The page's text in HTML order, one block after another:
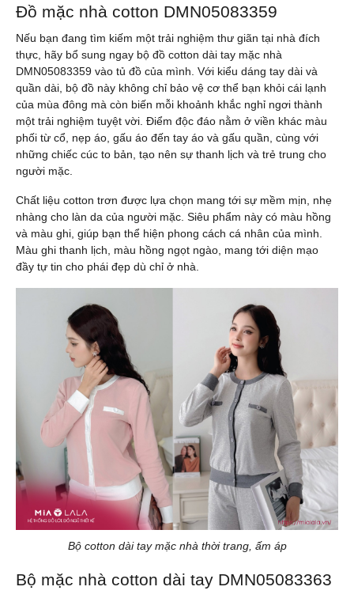
Đồ mặc nhà cotton DMN05083359
Nếu bạn đang tìm kiếm một trải nghiệm thư giãn tại nhà đích
thực, hãy bổ sung ngay bộ đồ cotton dài tay mặc nhà
DMN05083359 vào tủ đồ của mình. Với kiểu dáng tay dài và
quần dài, bộ đồ này không chỉ bảo vệ cơ thể bạn khỏi cái lạnh
của mùa đông mà còn biến mỗi khoảnh khắc nghỉ ngơi thành
một trải nghiệm tuyệt vời. Điểm độc đáo nằm ở viền khác màu
phối từ cổ, nẹp áo, gấu áo đến tay áo và gấu quần, cùng với
những chiếc cúc to bản, tạo nên sự thanh lịch và trẻ trung cho
người mặc.
Chất liệu cotton trơn được lựa chọn mang tới sự mềm mịn, nhẹ
nhàng cho làn da của người mặc. Siêu phẩm này có màu hồng
và màu ghi, giúp bạn thể hiện phong cách cá nhân của mình.
Màu ghi thanh lịch, màu hồng ngọt ngào, mang tới diện mạo
đầy tự tin cho phái đẹp dù chỉ ở nhà.
Bộ cotton dài tay mặc nhà thời trang, ấm áp
Bộ mặc nhà cotton dài tay DMN05083363